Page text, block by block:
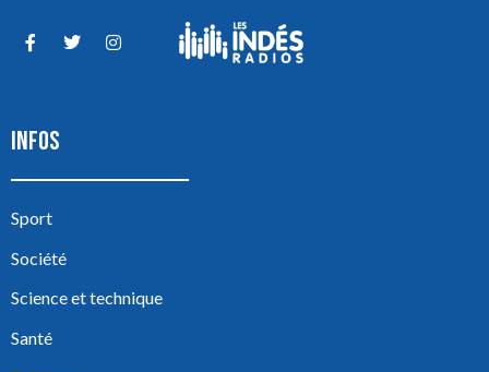
INFOS
Sport
Société
Science et technique
Santé